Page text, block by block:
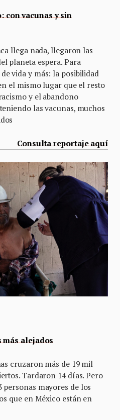
con vacunas y sin
llega nada, llegaron las
planeta espera. Para
vida y más: la posibilidad
el mismo lugar que el resto
y el abandono
las vacunas, muchos
Consulta reportaje aquí
alejados
cruzaron más de 19 mil
Tardaron 14 días. Pero
personas mayores de los
que en México están en